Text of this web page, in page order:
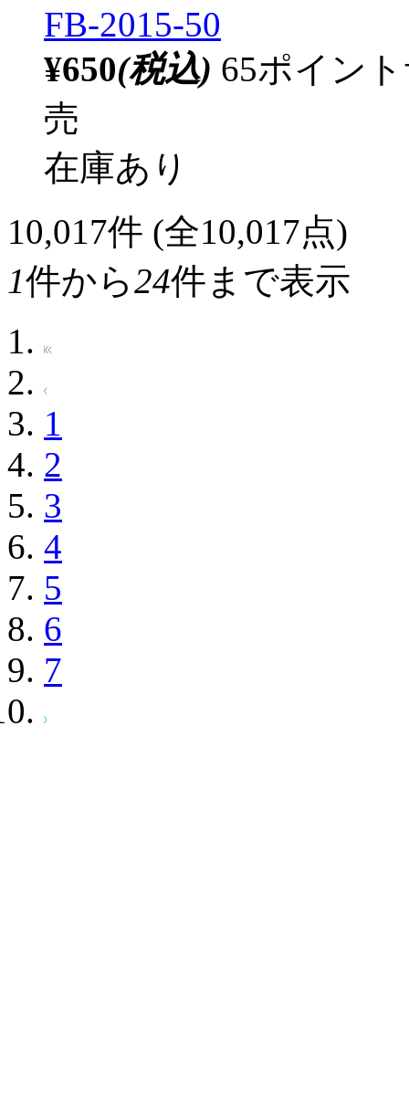
FB-2015-50
¥650(税込) 65ポイン
売
在庫あり
10,017件 (全10,017点)
1件から24件まで表示
1
2
3
4
5
6
7